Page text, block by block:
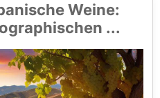
Weine:
...